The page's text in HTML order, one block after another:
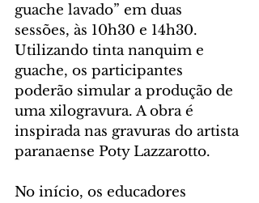
guache lavado” em duas
sessões, às 10h30 e 14h30.
Utilizando tinta nanquim e
guache, os participantes
poderão simular a produção de
uma xilogravura. A obra é
inspirada nas gravuras do artista
paranaense Poty Lazzarotto.
No início, os educadores